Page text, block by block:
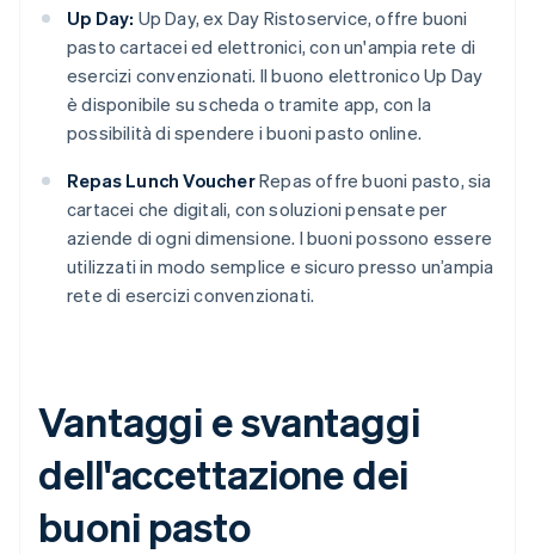
Up Day: Up Day, ex Day Ristoservice, offre buoni
pasto cartacei ed elettronici, con un'ampia rete di
esercizi convenzionati. Il buono elettronico Up Day
è disponibile su scheda o tramite app, con la
possibilità di spendere i buoni pasto online.
Repas Lunch VoucherRepas offre buoni pasto, sia
cartacei che digitali, con soluzioni pensate per
aziende di ogni dimensione. I buoni possono essere
utilizzati in modo semplice e sicuro presso un’ampia
rete di esercizi convenzionati.
Vantaggi e svantaggi
dell'accettazione dei
buoni pasto